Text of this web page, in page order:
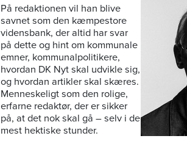
På redaktionen vil han blive
savnet som den kæmpestore
vidensbank, der altid har svar
på dette og hint om kommunale
emner, kommunalpolitikere,
hvordan DK Nyt skal udvikle sig,
og hvordan artikler skal skæres.
Menneskeligt som den rolige,
erfarne redaktør, der er sikker
på, at det nok skal gå – selv i de
mest hektiske stunder.